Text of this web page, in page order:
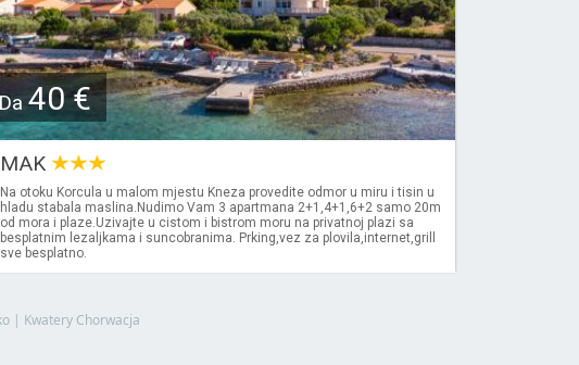
Da 40 €
MAK
Na otoku Korcula u malom mjestu Kneza provedite odmor u miru i tisin u
hladu stabala maslina.Nudimo Vam 3 apartmana 2+1,4+1,6+2 samo 20m
od mora i plaze.Uzivajte u cistom i bistrom moru na privatnoj plazi sa
besplatnim lezaljkama i suncobranima. Prking,vez za plovila,internet,grill
sve besplatno.
| Kwatery Chorwacja